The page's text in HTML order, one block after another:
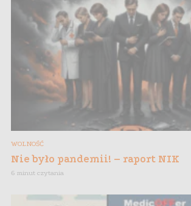
WOLNOŚĆ
Nie było pandemii! – raport NIK
6 minut czytania